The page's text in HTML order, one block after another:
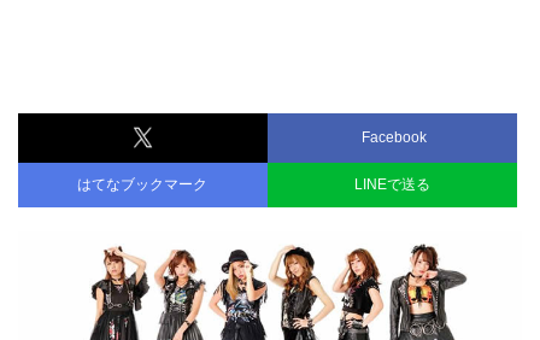
Facebook
はてなブックマーク LINEで送る